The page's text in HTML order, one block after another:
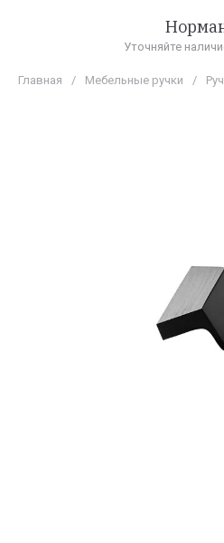
Уточняйте
Главная / Мебельные ручки /